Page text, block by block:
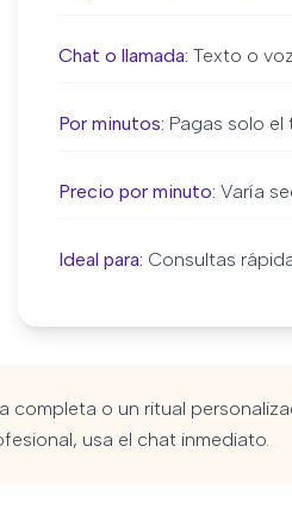
Chat o llamada: Texto o
Por minutos: Pagas solo el
Precio por minuto: Varía
Ideal para: Consultas
o un ritual
usa el chat inmediato.